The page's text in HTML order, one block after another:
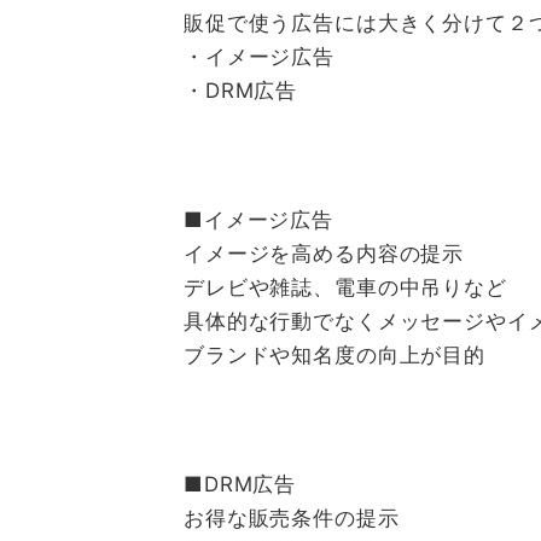
販促で使う広告には大きく分けて２
・イメージ広告
・DRM広告
■イメージ広告
イメージを高める内容の提示
デレビや雑誌、電車の中吊りなど
具体的な行動でなくメッセージやイ
ブランドや知名度の向上が目的
■DRM広告
お得な販売条件の提示